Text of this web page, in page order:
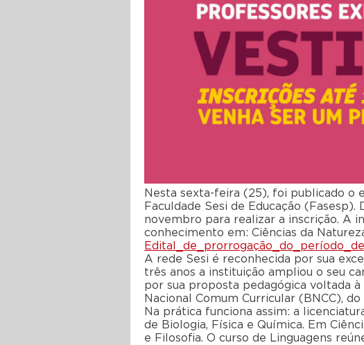
Nesta sexta-feira (25), foi publicado o
Faculdade Sesi de Educação
novembro para realizar a inscrição. A
conhecimento em: Ciências da
A rede Sesi é reconhecida por sua
três anos a instituição ampliou o seu
por sua proposta pedagógica voltada
Nacional Comum Curricular (BNCC),
Na prática funciona assim: a
de Biologia, Física e Química. Em
e Filosofia. O curso de Linguagens